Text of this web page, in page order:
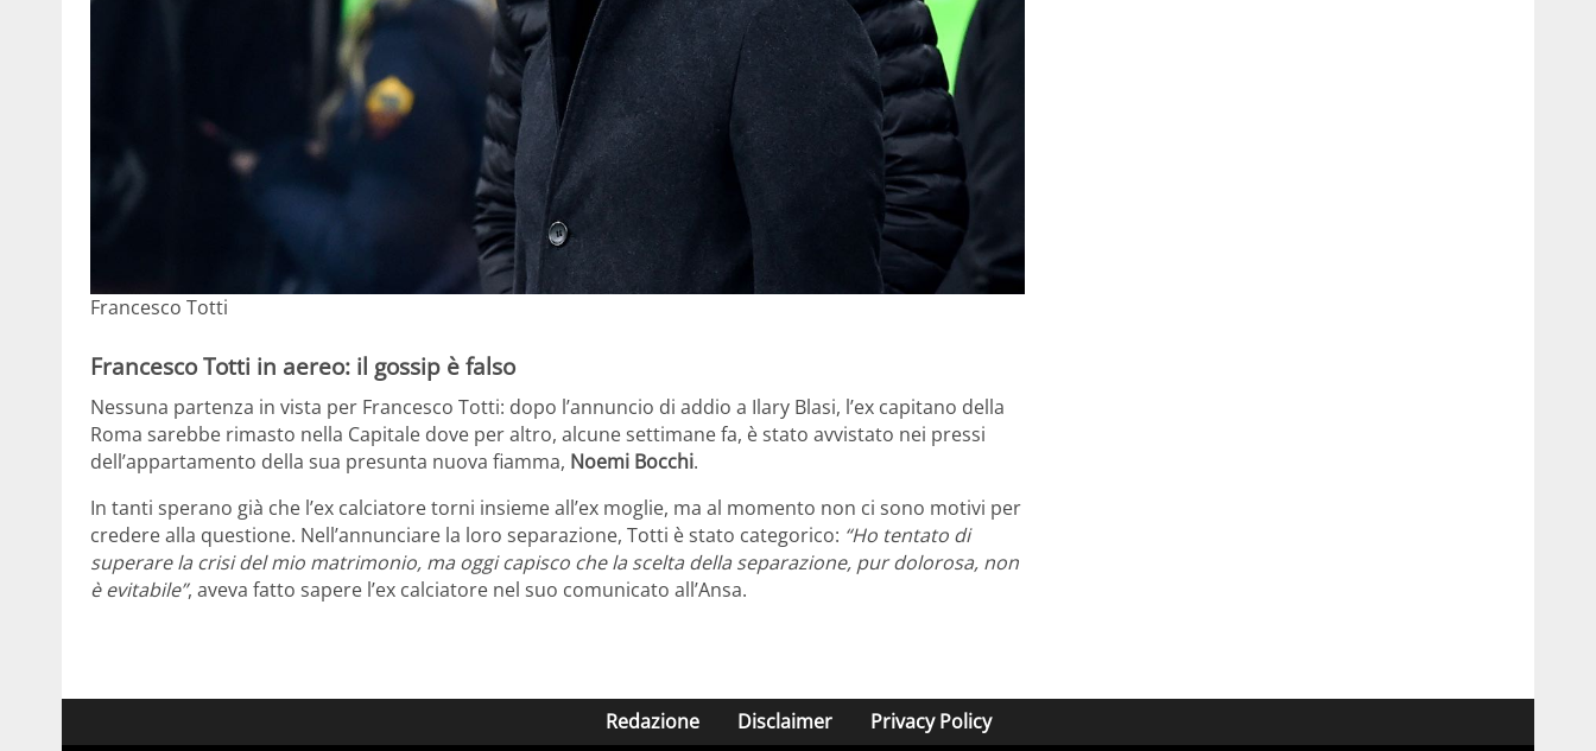
Francesco Totti
Francesco Totti in aereo: il gossip è falso
Nessuna partenza in vista per Francesco Totti: dopo l’annuncio di addio a Ilary Blasi, l’ex capitano della
Roma sarebbe rimasto nella Capitale dove per altro, alcune settimane fa, è stato avvistato nei pressi
dell’appartamento della sua presunta nuova fiamma, Noemi Bocchi.
In tanti sperano già che l’ex calciatore torni insieme all’ex moglie, ma al momento non ci sono motivi per
credere alla questione. Nell’annunciare la loro separazione, Totti è stato categorico: “Ho tentato di
superare la crisi del mio matrimonio, ma oggi capisco che la scelta della separazione, pur dolorosa, non
è evitabile”, aveva fatto sapere l’ex calciatore nel suo comunicato all’Ansa.
Redazione Disclaimer Privacy Policy